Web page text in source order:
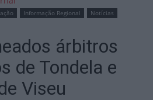
Informação Regional
Notícias
árbitros
de Tondela e
Viseu